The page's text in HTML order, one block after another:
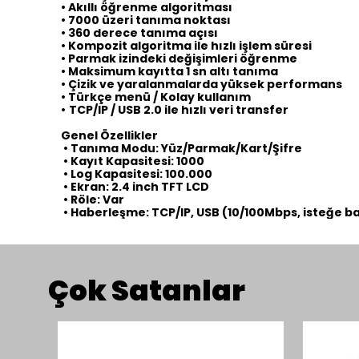
• Akıllı öğrenme algoritması
• 7000 üzeri tanıma noktası
• 360 derece tanıma açısı
• Kompozit algoritma ile hızlı işlem süresi
• Parmak izindeki değişimleri öğrenme
• Maksimum kayıtta 1 sn altı tanıma
• Çizik ve yaralanmalarda yüksek performans
• Türkçe menü / Kolay kullanım
• TCP/IP / USB 2.0 ile hızlı veri transfer
Genel Özellikler
• Tanıma Modu: Yüz/Parmak/Kart/Şifre
• Kayıt Kapasitesi: 1000
• Log Kapasitesi: 100.000
• Ekran: 2.4 inch TFT LCD
• Röle: Var
• Haberleşme: TCP/IP, USB (10/100Mbps, isteğe
Çok Satanlar